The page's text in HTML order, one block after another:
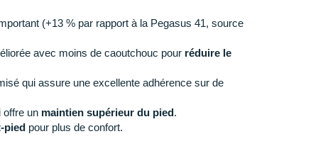
(+13 % par rapport à la Pegasus 41, source
avec moins de caoutchouc pour réduire le
qui assure une excellente adhérence sur de
offre un maintien supérieur du pied.
piedpour plus de confort.